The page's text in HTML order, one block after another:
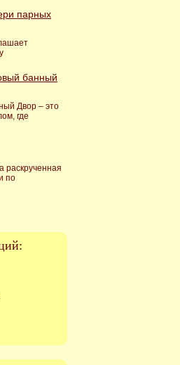
парных
банный
Двор – это
где
раскрученная
по